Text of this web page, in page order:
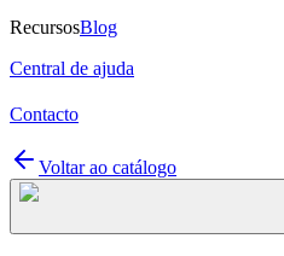
RecursosBlog
Central de ajuda
Contacto
Voltar ao catálogo